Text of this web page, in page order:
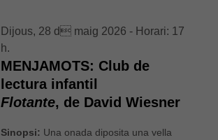
Dijous, 28 d maig 2026 - Horari: 17
h.
MENJAMOTS: Club de
lectura infantil
Flotante, de David Wiesner
Sinopsi: Una onada diposita una vella